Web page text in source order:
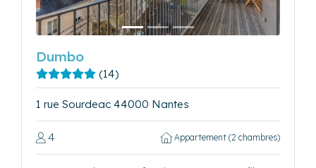
Dumbo
(14)
1 rue Sourdeac 44000 Nantes
4 Appartement (2 chambres)